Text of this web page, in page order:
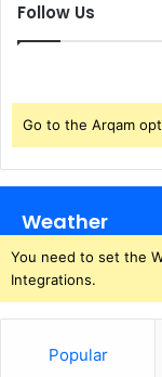
Follow Us
Go to the Arqam
Weather
You need to set the
Integrations.
Popular